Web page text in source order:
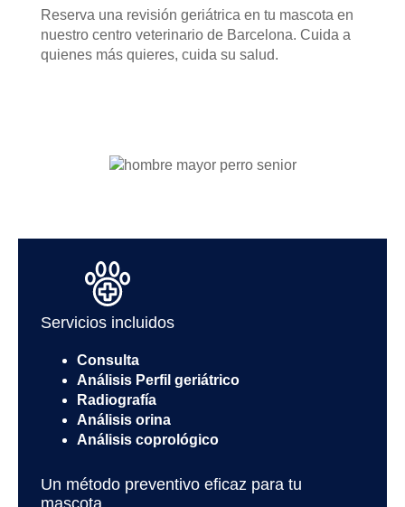
Reserva una revisión geriátrica en tu mascota en
nuestro centro veterinario de Barcelona. Cuida a
quienes más quieres, cuida su salud.
Servicios incluidos
Consulta
Análisis Perfil geriátrico
Radiografía
Análisis orina
Análisis coprológico
Un método preventivo eficaz para tu
mascota